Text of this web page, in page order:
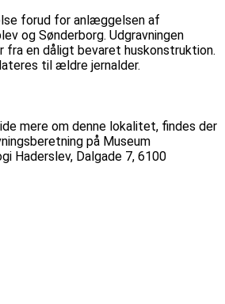
forud for anlæggelsen af
og Sønderborg. Udgravningen
en dåligt bevaret huskonstruktion.
til ældre jernalder.
mere om denne lokalitet, findes der
på Museum
Haderslev, Dalgade 7, 6100